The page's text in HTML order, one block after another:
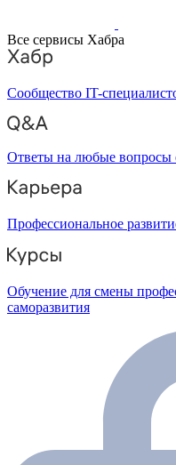
Все сервисы Хабра
Сообщество IT-
Ответы на любые вопросы
Профессиональное
Обучение для смены
саморазвития